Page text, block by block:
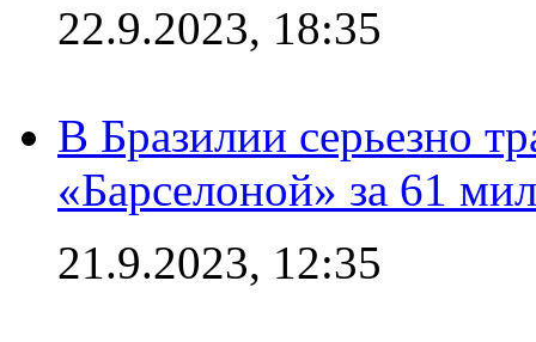
22.9.2023, 18:35
В Бразилии серьезно
«Барселоной» за 61
21.9.2023, 12:35